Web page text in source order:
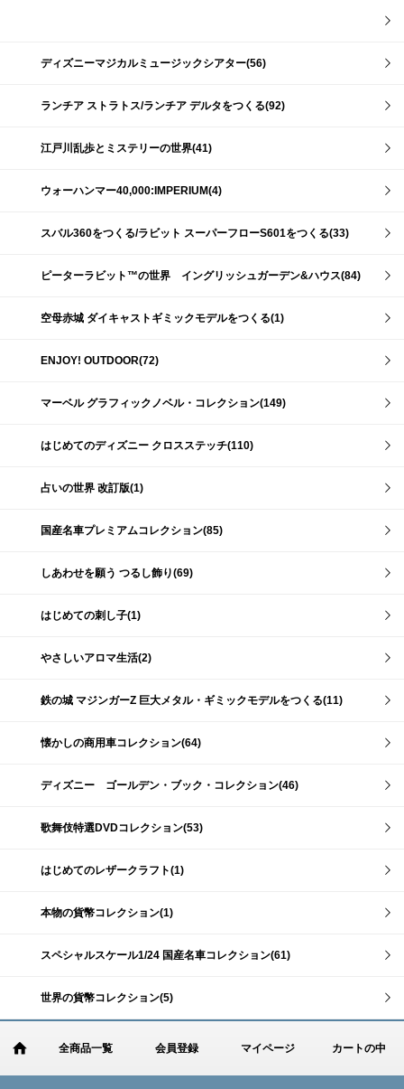
ディズニーマジカルミュージックシアター(56)
ランチア ストラトス/ランチア デルタをつくる(92)
江戸川乱歩とミステリーの世界(41)
ウォーハンマー40,000:IMPERIUM(4)
スバル360をつくる/ラビット スーパーフローS601をつくる(33)
ピーターラビット™の世界 イングリッシュガーデン&ハウス(84)
空母赤城 ダイキャストギミックモデルをつくる(1)
ENJOY! OUTDOOR(72)
マーベル グラフィックノベル・コレクション(149)
はじめてのディズニー クロスステッチ(110)
占いの世界 改訂版(1)
国産名車プレミアムコレクション(85)
しあわせを願う つるし飾り(69)
はじめての刺し子(1)
やさしいアロマ生活(2)
鉄の城 マジンガーZ 巨大メタル・ギミックモデルをつくる(11)
懐かしの商用車コレクション(64)
ディズニー ゴールデン・ブック・コレクション(46)
歌舞伎特選DVDコレクション(53)
はじめてのレザークラフト(1)
本物の貨幣コレクション(1)
スペシャルスケール1/24 国産名車コレクション(61)
世界の貨幣コレクション(5)
全商品一覧 会員登録 マイページ カートの中